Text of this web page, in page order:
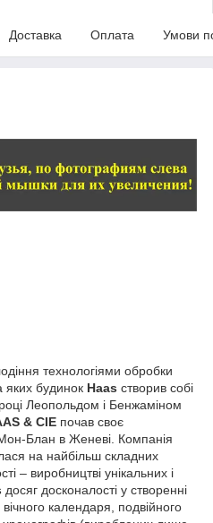
Доставка Оплата Умови
технологіями обробки
яких будинок Haas створив собі
Леопольдом і Бенжаміном
& CIE почав своє
Блан в Женеві. Компанія
на найбільш складних
– виробництві унікальних і
досяг досконалості у створенні
календаря, подвійного